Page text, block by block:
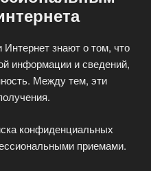
Интернет знают о том, что
информации и сведений,
Между тем, эти
конфиденциальных
приемами.